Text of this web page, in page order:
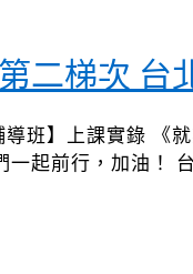
二梯次 台
班】上課實錄 《
起前行，加油！